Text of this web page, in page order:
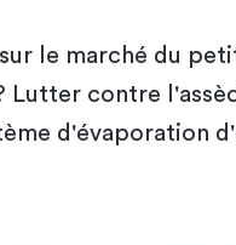
le marché du
Lutter contre
d'évaporation